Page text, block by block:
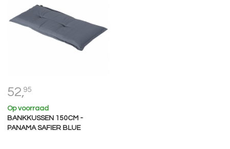
52,95
Op voorraad
BANKKUSSEN 150CM -
PANAMA SAFIER BLUE